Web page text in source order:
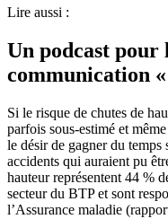
Lire aussi :
Un podcast pour
communication
Si le risque de chutes de
parfois sous-estimé et
le désir de gagner du temps
accidents qui auraient pu
hauteur représentent 44 %
secteur du BTP et sont
l’Assurance maladie